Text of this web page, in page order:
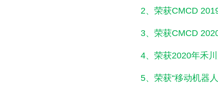
2、荣获CMCD
3、荣获CMCD
4、荣获2020年禾
5、荣获“移动机器